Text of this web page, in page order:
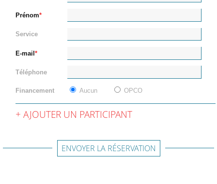
Prénom
Service
E-mail
Téléphone
Financement Aucun OPCO
AJOUTER UN PARTICIPANT
ENVOYER LA RÉSERVATION